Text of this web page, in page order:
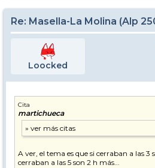
Re: Masella-La Molina (Alp
Loocked
Cita
martichueca
A ver, el tema es que si cerraban a las 3
cerraban a las 5 son 2 h más...